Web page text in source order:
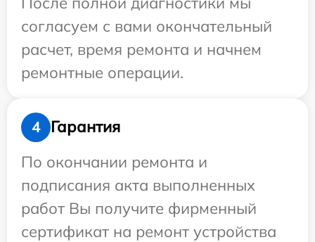
согласуем с вами окончательный
расчет, время ремонта и начнем
ремонтные операции.
4
Гарантия
По окончании ремонта и
подписания акта выполненных
работ Вы получите фирменный
сертификат на ремонт устройства